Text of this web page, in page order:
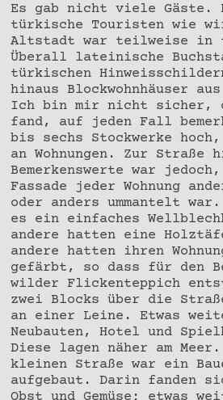
Es gab nicht viele Gäste.
türkische Touristen wie
Altstadt war teilweise in
Überall lateinische
türkischen
hinaus Blockwohnhäuser
Ich bin mir nicht sicher,
fand, auf jeden Fall
bis sechs Stockwerke
an Wohnungen. Zur Straße
Bemerkenswerte war
Fassade jeder Wohnung
oder anders ummantelt
es ein einfaches
andere hatten eine
andere hatten ihren
gefärbt, so dass für den
wilder Flickenteppich
zwei Blocks über die
an einer Leine. Etwas
Neubauten, Hotel und
Diese lagen näher am
kleinen Straße war ein
aufgebaut. Darin fanden